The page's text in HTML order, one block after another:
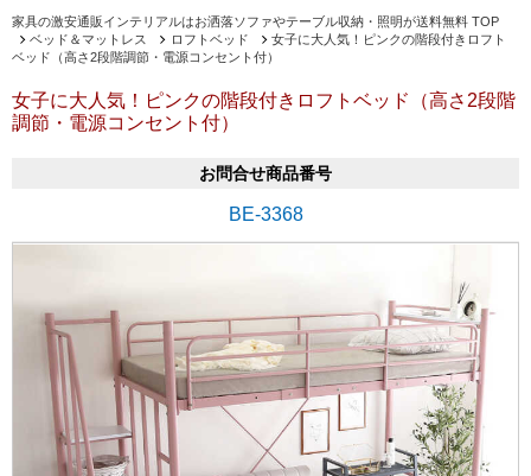
家具の激安通販インテリアルはお洒落ソファやテーブル収納・照明が送料無料 TOP
ベッド＆マットレス
ロフトベッド
女子に大人気！ピンクの階段付きロフト
ベッド（高さ2段階調節・電源コンセント付）
女子に大人気！ピンクの階段付きロフトベッド（高さ2段階
調節・電源コンセント付）
お問合せ商品番号
BE-3368